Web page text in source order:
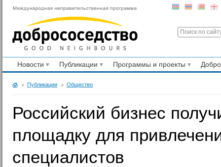
Новости Публикации Программы и проекты
Публикации Общество
Российский бизнес
площадку для
специалистов